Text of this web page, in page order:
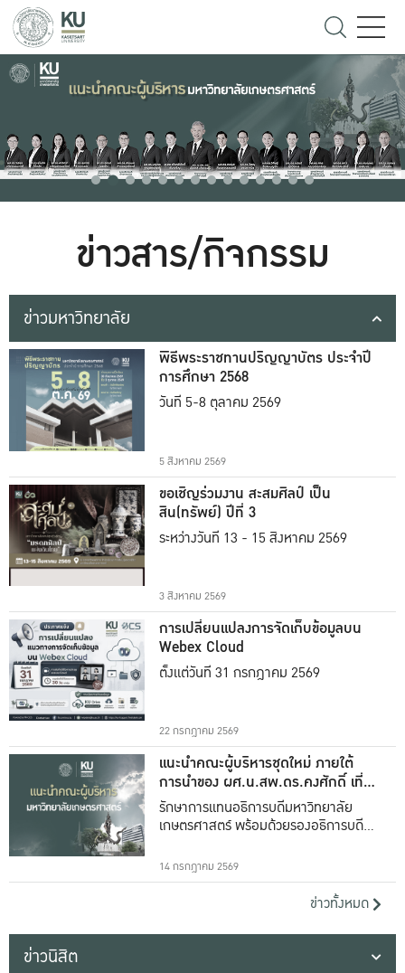
ข่าวสาร/กิจกรรม
ข่าวมหาวิทยาลัย
พิธีพระราชทานปริญญาบัตร ประจำปี
การศึกษา 2568
วันที่ 5-8 ตุลาคม 2569
5 สิงหาคม 2569
ขอเชิญร่วมงาน สะสมศิลป์ เป็น
สิน(ทรัพย์) ปีที่ 3
ระหว่างวันที่ 13 - 15 สิงหาคม 2569
3 สิงหาคม 2569
การเปลี่ยนแปลงการจัดเก็บข้อมูลบน
Webex Cloud
ตั้งแต่วันที่ 31 กรกฎาคม 2569
22 กรกฎาคม 2569
แนะนำคณะผู้บริหารชุดใหม่ ภายใต้
การนำของ ผศ.น.สพ.ดร.คงศักดิ์ เที่ยง
ธรรม
รักษาการแทนอธิการบดีมหาวิทยาลัย
เกษตรศาสตร์ พร้อมด้วยรองอธิการบดีทั้ง
14 กรกฎาคม 2569
ข่าวทั้งหมด
ข่าวนิสิต